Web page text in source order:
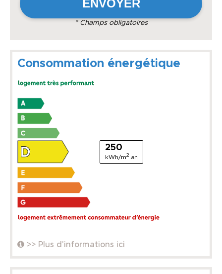
* Champs obligatoires
Consommation énergétique
250
kWh/m2 .an
>> Plus d'informations ici